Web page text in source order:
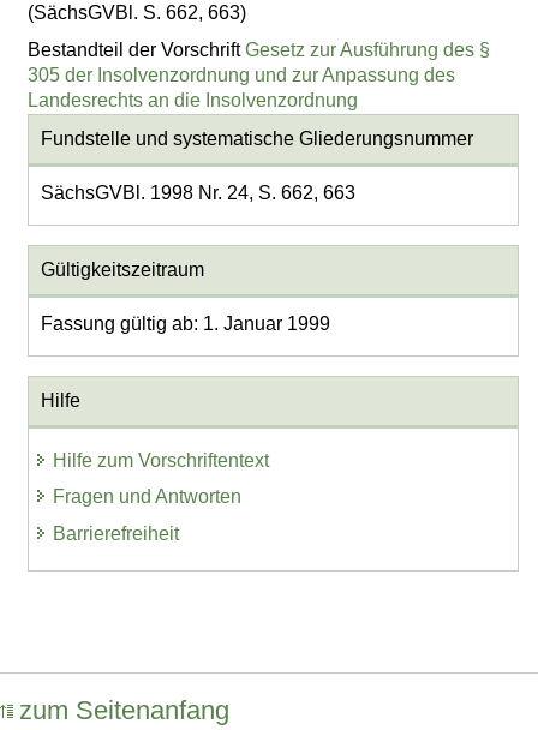
(SächsGVBl. S. 662, 663)
Bestandteil der VorschriftGesetz zur Ausführung des §
305 der Insolvenzordnung und zur Anpassung des
Landesrechts an die Insolvenzordnung
Fundstelle und systematische Gliederungsnummer
SächsGVBl. 1998 Nr. 24, S. 662, 663
Gültigkeitszeitraum
Fassung gültig ab: 1. Januar 1999
Hilfe
Hilfe zum Vorschriftentext
Fragen und Antworten
Barrierefreiheit
zum Seitenanfang